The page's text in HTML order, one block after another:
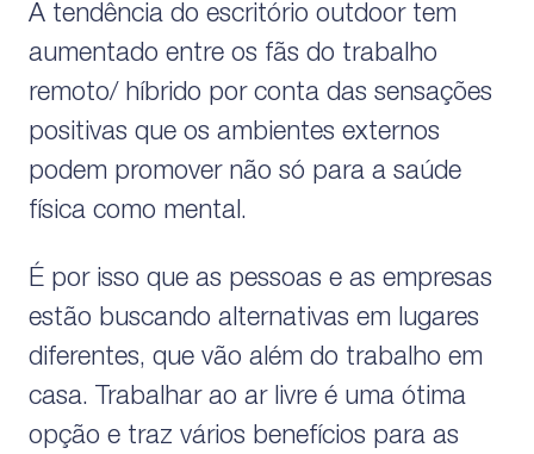
A tendência do escritório outdoor tem
aumentado entre os fãs do trabalho
remoto/ híbrido por conta das sensações
positivas que os ambientes externos
podem promover não só para a saúde
física como mental.
É por isso que as pessoas e as empresas
estão buscando alternativas em lugares
diferentes, que vão além do trabalho em
casa. Trabalhar ao ar livre é uma ótima
opção e traz vários benefícios para as